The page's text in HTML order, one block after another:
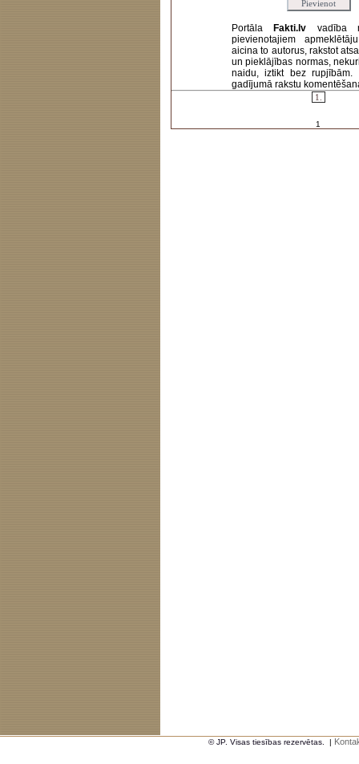
Portāla Fakti.lv vadība
pievienotajiem
aicina to autorus, rakstot
un pieklājības normas,
naidu, iztikt bez rupjībām.
gadījumā rakstu
1.
1
© JP. Visas tiesības rezervētas. |